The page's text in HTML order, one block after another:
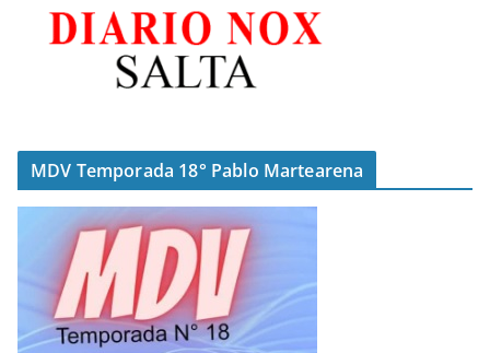
MDV Temporada 18° Pablo Martearena